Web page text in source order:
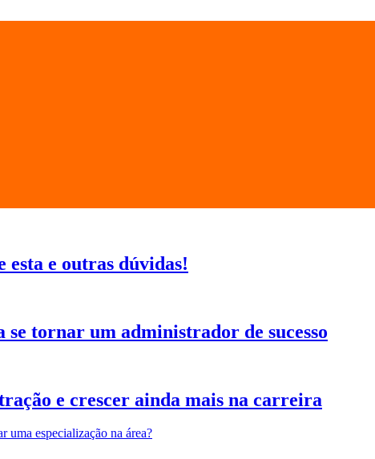
e outras dúvidas!
tornar um administrador de sucesso
e crescer ainda mais na carreira